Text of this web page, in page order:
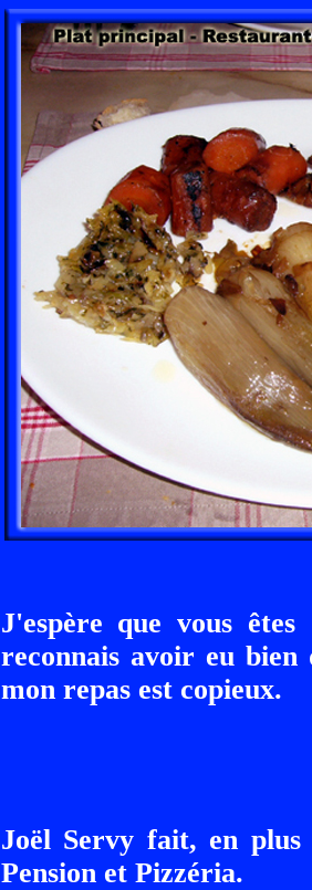
J'espère que vous
reconnais avoir eu
mon repas est copieux.
Joël Servy fait, en
Pension et Pizzéria.